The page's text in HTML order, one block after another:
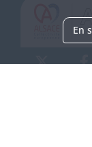
En